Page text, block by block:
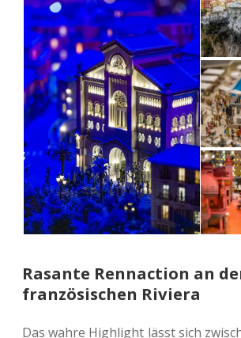
Rasante Rennaction an
französischen Riviera
Das wahre High­light lässt sich